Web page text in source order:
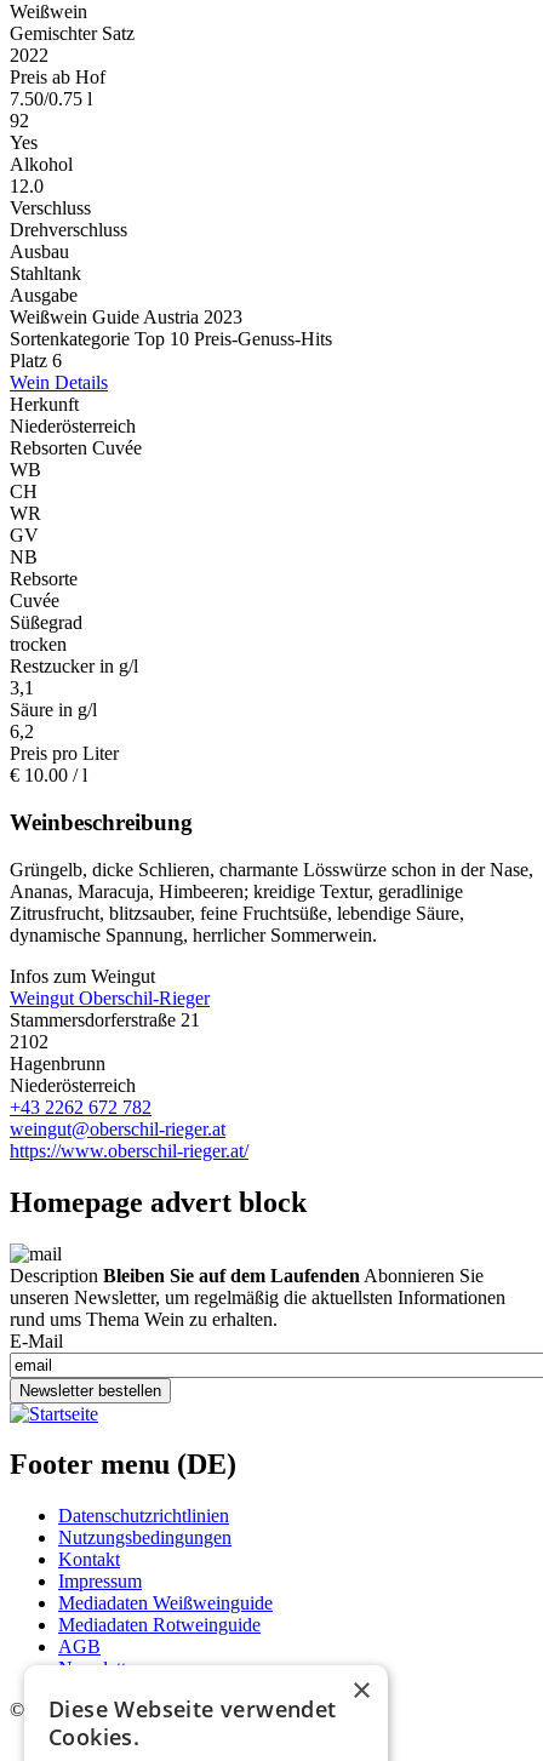
Weißwein
Gemischter Satz
2022
Preis ab Hof
7.50/0.75 l
92
Yes
Alkohol
12.0
Verschluss
Drehverschluss
Ausbau
Stahltank
Ausgabe
Weißwein Guide Austria 2023
Sortenkategorie Top 10 Preis-Genuss-Hits
Platz 6
Wein Details
Herkunft
Niederösterreich
Rebsorten Cuvée
WB
CH
WR
GV
NB
Rebsorte
Cuvée
Süßegrad
trocken
Restzucker in g/l
3,1
Säure in g/l
6,2
Preis pro Liter
€ 10.00 / l
Weinbeschreibung
Grüngelb, dicke Schlieren, charmante Lösswürze schon in der Nase,
Ananas, Maracuja, Himbeeren; kreidige Textur, geradlinige
Zitrusfrucht, blitzsauber, feine Fruchtsüße, lebendige Säure,
dynamische Spannung, herrlicher Sommerwein.
Infos zum Weingut
Weingut Oberschil-Rieger
Stammersdorferstraße 21
2102
Hagenbrunn
Niederösterreich
+43 2262 672 782
weingut@oberschil-rieger.at
https://www.oberschil-rieger.at/
Homepage advert block
Description Bleiben Sie auf dem Laufenden Abonnieren Sie
unseren Newsletter, um regelmäßig die aktuellsten Informationen
rund ums Thema Wein zu erhalten.
E-Mail
Newsletter bestellen
Footer menu (DE)
Datenschutzrichtlinien
Nutzungsbedingungen
Kontakt
Impressum
Mediadaten Weißweinguide
Mediadaten Rotweinguide
AGB
Newsletter
© 2026. Alle Rechte vorbehalten.
×
Diese Webseite verwendet
Cookies.